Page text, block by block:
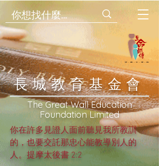
​長城教育基金會
​The Great Wall Education
Foundation Limited
你在許多見證人面前聽見我所教訓
的，也要交託那忠心能教導別人的
人。提摩太後書 2:2